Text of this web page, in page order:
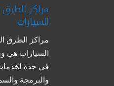
مراكز
السيارات
مراكز الطرق
السيارات هي
في جدة
والبرمجة